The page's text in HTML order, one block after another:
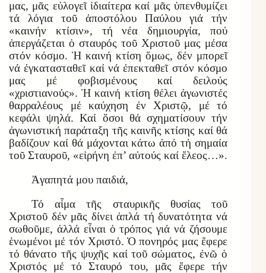
μας, μᾶς εὐλογεῖ ἰδιαίτερα καί μᾶς ὑπενθυμίζει
τά λόγια τοῦ ἀποστόλου Παύλου γιά τήν
«καινήν κτίσιν», τή νέα δημιουργία, πού
ἀπεργάζεται ὁ σταυρός τοῦ Χριστοῦ μας μέσα
στόν κόσμο. Ἡ καινή κτίση ὅμως, δέν μπορεῖ
νά ἐγκατασταθεῖ καί νά ἐπεκταθεῖ στόν κόσμο
μας μέ φοβισμένους καί δειλούς
«χριστιανούς». Ἡ καινή κτίση θέλει ἀγωνιστές
θαρραλέους μέ καύχηση ἐν Χριστῷ, μέ τό
κεφάλι ψηλά. Καί ὅσοι θά σχηματίσουν τήν
ἀγωνιστική παράταξη τῆς καινῆς κτίσης καί θά
βαδίζουν καί θά μάχονται κάτω ἀπό τή σημαία
τοῦ Σταυροῦ, «εἰρήνη ἐπ’ αὐτούς καί ἔλεος…».
Ἀγαπητά μου παιδιά,
Τό αἷμα τῆς σταυρικῆς θυσίας τοῦ
Χριστοῦ δέν μᾶς δίνει ἁπλά τή δυνατότητα νά
σωθοῦμε, ἀλλά εἶναι ὁ τρόπος γιά νά ζήσουμε
ἑνωμένοι μέ τόν Χριστό. Ὁ πονηρός μας ἔφερε
τό θάνατο τῆς ψυχῆς καί τοῦ σώματος, ἐνῶ ὁ
Χριστός μέ τό Σταυρό του, μᾶς ἔφερε τήν